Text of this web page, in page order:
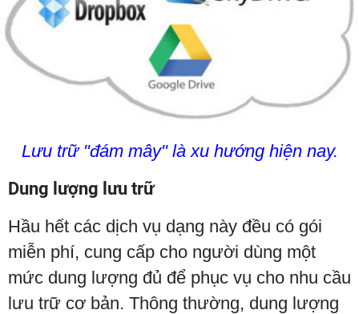
Lưu trữ "đám mây" là xu hướng hiện nay.
Dung lượng lưu trữ
Hầu hết các dịch vụ dạng này đều có gói
miễn phí, cung cấp cho người dùng một
mức dung lượng đủ để phục vụ cho nhu cầu
lưu trữ cơ bản. Thông thường, dung lượng